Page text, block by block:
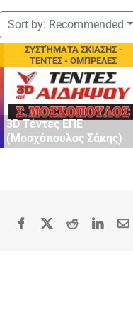
Sort by: Recommended
ΣΥΣΤΉΜΑΤΑ ΣΚΊΑΣΗΣ -
ΤΕΝΤΕΣ - ΟΜΠΡΕΛΕΣ
3D Τέντες ΕΠΕ
(Μοσχόπουλος Σάκης)
Facebook Reddit